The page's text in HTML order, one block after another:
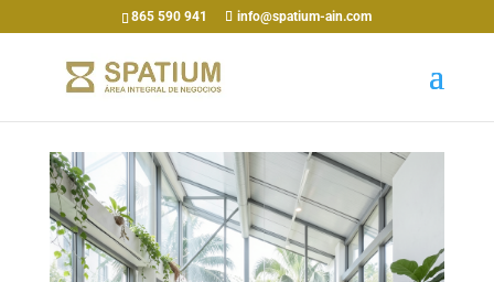
865 590 941 info@spatium-ain.com